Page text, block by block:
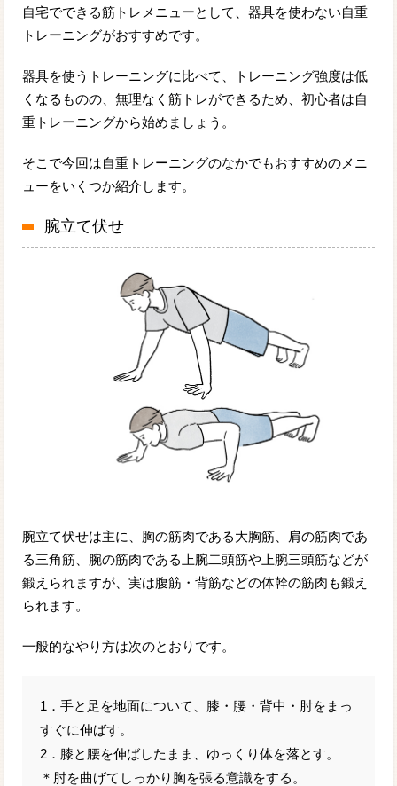
自宅でできる筋トレメニューとして、器具を使わない自重
トレーニングがおすすめです。
器具を使うトレーニングに比べて、トレーニング強度は低
くなるものの、無理なく筋トレができるため、初心者は自
重トレーニングから始めましょう。
そこで今回は自重トレーニングのなかでもおすすめのメニ
ューをいくつか紹介します。
腕立て伏せ
腕立て伏せは主に、胸の筋肉である大胸筋、肩の筋肉であ
る三角筋、腕の筋肉である上腕二頭筋や上腕三頭筋などが
鍛えられますが、実は腹筋・背筋などの体幹の筋肉も鍛え
られます。
一般的なやり方は次のとおりです。
1．手と足を地面について、膝・腰・背中・肘をまっ
すぐに伸ばす。
2．膝と腰を伸ばしたまま、ゆっくり体を落とす。
＊肘を曲げてしっかり胸を張る意識をする。